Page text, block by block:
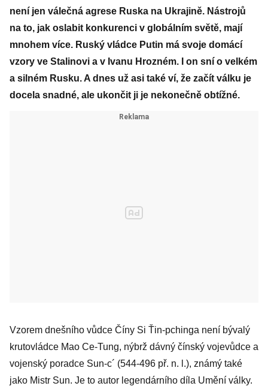
není jen válečná agrese Ruska na Ukrajině. Nástrojů
na to, jak oslabit konkurenci v globálním světě, mají
mnohem více. Ruský vládce Putin má svoje domácí
vzory ve Stalinovi a v Ivanu Hrozném. I on sní o velkém
a silném Rusku. A dnes už asi také ví, že začít válku je
docela snadné, ale ukončit ji je nekonečně obtížné.
Vzorem dnešního vůdce Číny Si Ťin-pchinga není bývalý
krutovládce Mao Ce-Tung, nýbrž dávný čínský vojevůdce a
vojenský poradce Sun-c´ (544-496 př. n. l.), známý také
jako Mistr Sun. Je to autor legendárního díla Umění války.